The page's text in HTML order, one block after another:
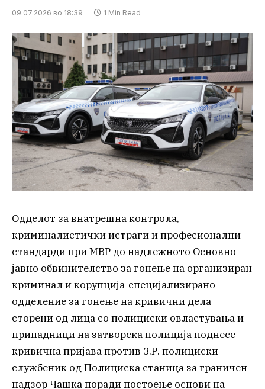
09.07.2026 во 18:39 1 Min Read
Одделот за внатрешна контрола,
криминалистички истраги и професионални
стандарди при МВР до надлежното Основно
јавно обвинителство за гонење на организиран
криминал и корупција-специјализирано
одделение за гонење на кривични дела
сторени од лица со полициски овластувања и
припадници на затворска полиција поднесе
кривична пријава против З.Р. полициски
службеник од Полициска станица за граничен
надзор Чашка поради постоење основи на